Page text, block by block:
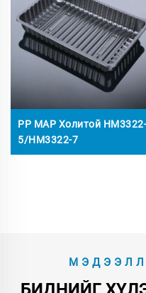
PP MAP Холитой HM3322-
5/HM3322-7